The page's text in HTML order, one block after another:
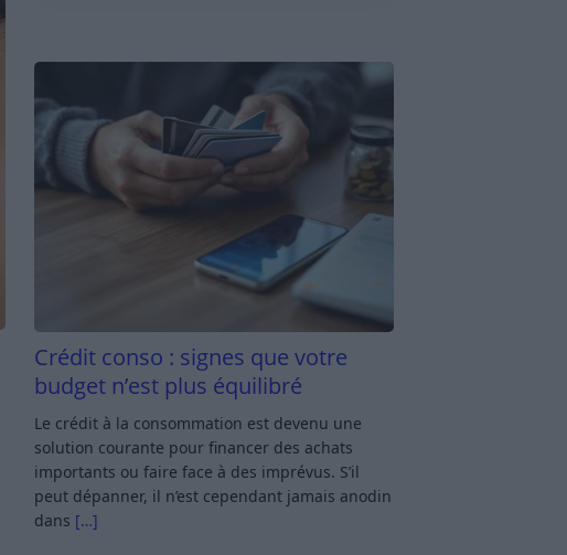
Crédit conso : signes que votre
budget n’est plus équilibré
Le crédit à la consommation est devenu une
solution courante pour financer des achats
importants ou faire face à des imprévus. S’il
peut dépanner, il n’est cependant jamais anodin
dans […]